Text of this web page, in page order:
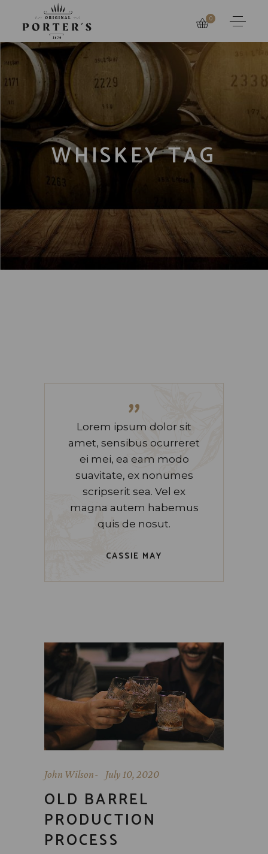
0
WHISKEY TAG
”
Lorem ipsum dolor sit
amet, sensibus ocurreret
ei mei, ea eam modo
suavitate, ex nonumes
scripserit sea. Vel ex
magna autem habemus
quis de nosut.
CASSIE MAY
John Wilson July 10, 2020
OLD BARREL
PRODUCTION
PROCESS